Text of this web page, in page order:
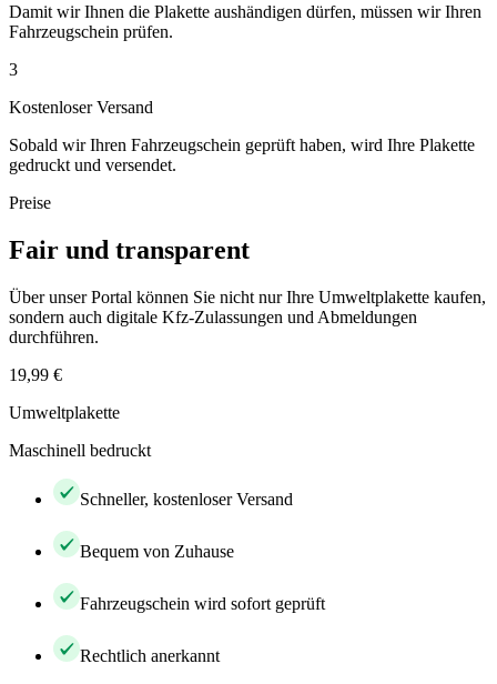
Damit wir Ihnen die Plakette aushändigen dürfen, müssen wir Ihren
Fahrzeugschein prüfen.
3
Kostenloser Versand
Sobald wir Ihren Fahrzeugschein geprüft haben, wird Ihre Plakette
gedruckt und versendet.
Preise
Fair und transparent
Über unser Portal können Sie nicht nur Ihre Umweltplakette kaufen,
sondern auch digitale Kfz-Zulassungen und Abmeldungen
durchführen.
19,99 €
Umweltplakette
Maschinell bedruckt
Schneller, kostenloser Versand
Bequem von Zuhause
Fahrzeugschein wird sofort geprüft
Rechtlich anerkannt